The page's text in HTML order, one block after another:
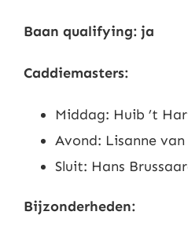
Baan qualifying: ja
Caddiemasters:
Middag: Huib ’t
Avond: Lisanne
Sluit: Hans
Bijzonderheden: